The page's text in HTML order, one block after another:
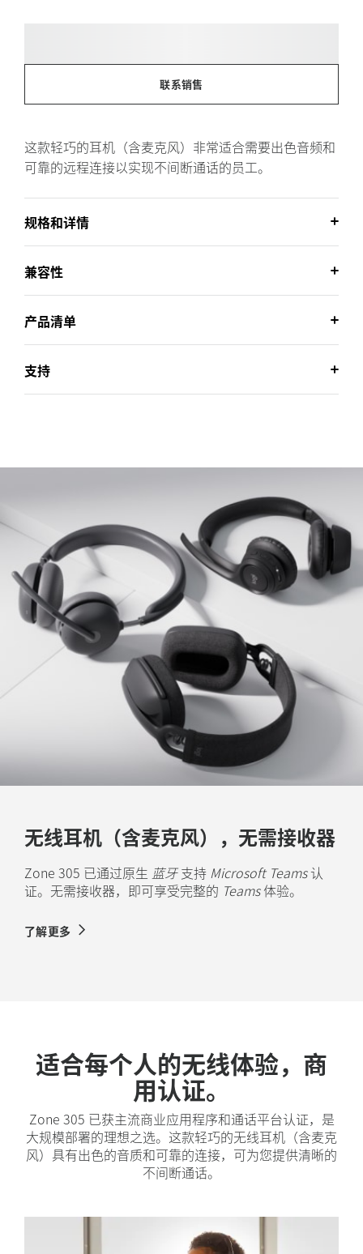
联系销售
这款轻巧的耳机（含麦克风）非常适合需要出色音频和
可靠的远程连接以实现不间断通话的员工。
规格和详情
兼容性
产品清单
支持
无线耳机（含麦克风），无需接收器
Zone 305 已通过原生 蓝牙支持 Microsoft Teams认
证。无需接收器，即可享受完整的 Teams体验。
了解更多
适合每个人的无线体验，商
用认证。
Zone 305 已获主流商业应用程序和通话平台认证，是
大规模部署的理想之选。这款轻巧的无线耳机（含麦克
风）具有出色的音质和可靠的连接，可为您提供清晰的
不间断通话。